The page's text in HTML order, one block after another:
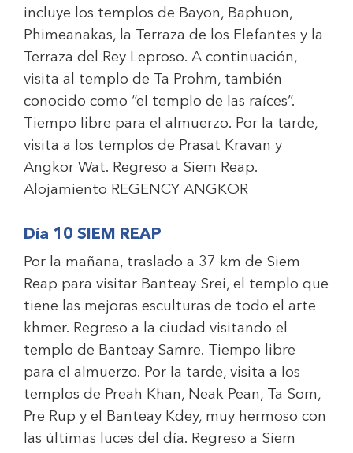
incluye los templos de Bayon, Baphuon,
Phimeanakas, la Terraza de los Elefantes y la
Terraza del Rey Leproso. A continuación,
visita al templo de Ta Prohm, también
conocido como “el templo de las raíces”.
Tiempo libre para el almuerzo. Por la tarde,
visita a los templos de Prasat Kravan y
Angkor Wat. Regreso a Siem Reap.
Alojamiento REGENCY ANGKOR
Día 10 SIEM REAP
Por la mañana, traslado a 37 km de Siem
Reap para visitar Banteay Srei, el templo que
tiene las mejoras esculturas de todo el arte
khmer. Regreso a la ciudad visitando el
templo de Banteay Samre. Tiempo libre
para el almuerzo. Por la tarde, visita a los
templos de Preah Khan, Neak Pean, Ta Som,
Pre Rup y el Banteay Kdey, muy hermoso con
las últimas luces del día. Regreso a Siem